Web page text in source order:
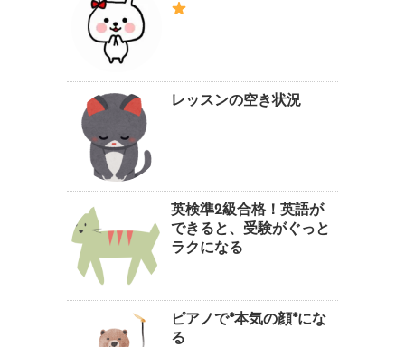
レッスンの空き状況
英検準2級合格！英語が
できると、受験がぐっと
ラクになる
ピアノで*本気の顔*にな
る